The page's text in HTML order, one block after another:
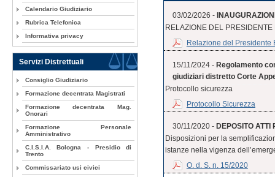
03/02/2026 -
RELAZIONE DEL
Relazione del Presidente
15/11/2024 - Regolamento
giudiziari distretto Corte
Protocollo sicurezza
Protocollo Sicurezza
30/11/2020 - DEPOSITO
Disposizioni per la
istanze nella vigenza
O. d. S. n. 15/2020
Calendario Giudiziario
Rubrica Telefonica
Informativa privacy
Servizi Distrettuali
Consiglio Giudiziario
Formazione decentrata Magistrati
Formazione decentrata Mag.
Onorari
Formazione Personale
Amministrativo
C.I.S.I.A. Bologna - Presidio di
Trento
Commissariato usi civici